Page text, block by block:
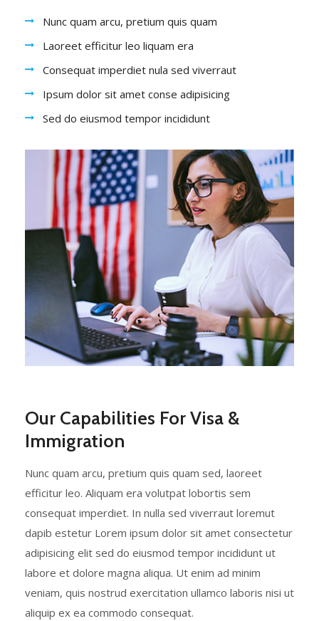
Nunc quam arcu, pretium quis quam
Laoreet efficitur leo liquam era
Consequat imperdiet nula sed viverraut
Ipsum dolor sit amet conse adipisicing
Sed do eiusmod tempor incididunt
Our Capabilities For Visa &
Immigration
Nunc quam arcu, pretium quis quam sed, laoreet
efficitur leo. Aliquam era volutpat lobortis sem
consequat imperdiet. In nulla sed viverraut loremut
dapib estetur Lorem ipsum dolor sit amet consectetur
adipisicing elit sed do eiusmod tempor incididunt ut
labore et dolore magna aliqua. Ut enim ad minim
veniam, quis nostrud exercitation ullamco laboris nisi ut
aliquip ex ea commodo consequat.